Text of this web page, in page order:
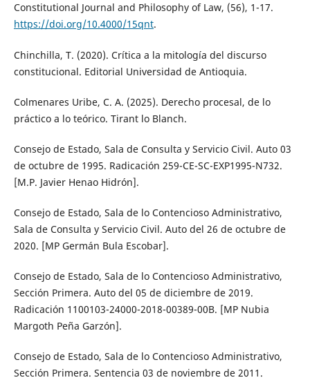
Constitutional Journal and Philosophy of Law, (56), 1-17.
https://doi.org/10.4000/15qnt.
Chinchilla, T. (2020). Crítica a la mitología del discurso
constitucional. Editorial Universidad de Antioquia.
Colmenares Uribe, C. A. (2025). Derecho procesal, de lo
práctico a lo teórico. Tirant lo Blanch.
Consejo de Estado, Sala de Consulta y Servicio Civil. Auto 03
de octubre de 1995. Radicación 259-CE-SC-EXP1995-N732.
[M.P. Javier Henao Hidrón].
Consejo de Estado, Sala de lo Contencioso Administrativo,
Sala de Consulta y Servicio Civil. Auto del 26 de octubre de
2020. [MP Germán Bula Escobar].
Consejo de Estado, Sala de lo Contencioso Administrativo,
Sección Primera. Auto del 05 de diciembre de 2019.
Radicación 1100103-24000-2018-00389-00B. [MP Nubia
Margoth Peña Garzón].
Consejo de Estado, Sala de lo Contencioso Administrativo,
Sección Primera. Sentencia 03 de noviembre de 2011.